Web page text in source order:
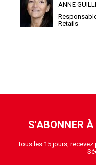
ANNE
Retails
S'ABONNER
Tous les 15 jours,